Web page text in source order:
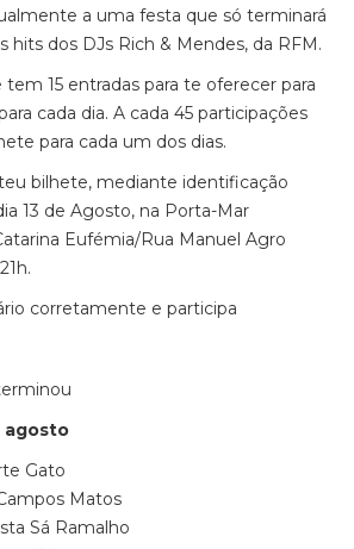
a uma festa que só terminará
dos DJs Rich & Mendes, da RFM.
15 entradas para te oferecer para
cada dia. A cada 45 participações
para cada um dos dias.
bilhete, mediante identificação
13 de Agosto, na Porta-Mar
Eufémia/Rua Manuel Agro
corretamente e participa
agosto
Gato
Matos
Sá Ramalho